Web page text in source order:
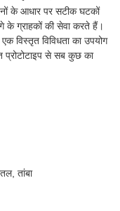
के आधार पर सटीक घटकों
के ग्राहकों की सेवा करते हैं।
विस्तृत विविधता का उपयोग
प्रोटोटाइप से सब कुछ का
तांबा